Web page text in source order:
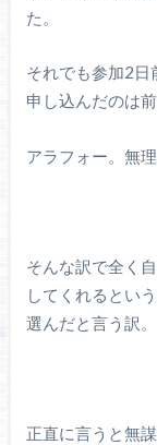
た。
それでも参加2日
申し込んだのは
アラフォー。無
そんな訳で全く
してくれるとい
選んだと言う訳。
正直に言うと無